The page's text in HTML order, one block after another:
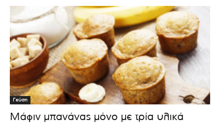
Γεύση
Μάφιν μπανάνας μόνο με τρία υλικά